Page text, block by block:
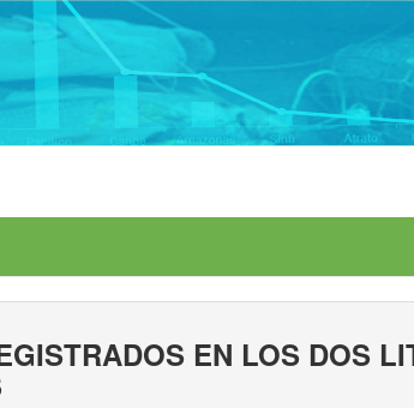
EN LOS DOS